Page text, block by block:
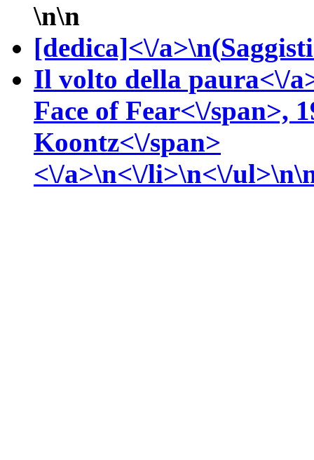
\n\n
[dedica]<\/a>\n(
Il volto della paura<\/
Face of Fear<\/span>,
Koontz<\/span>
<\/a>\n<\/li>\n<\/